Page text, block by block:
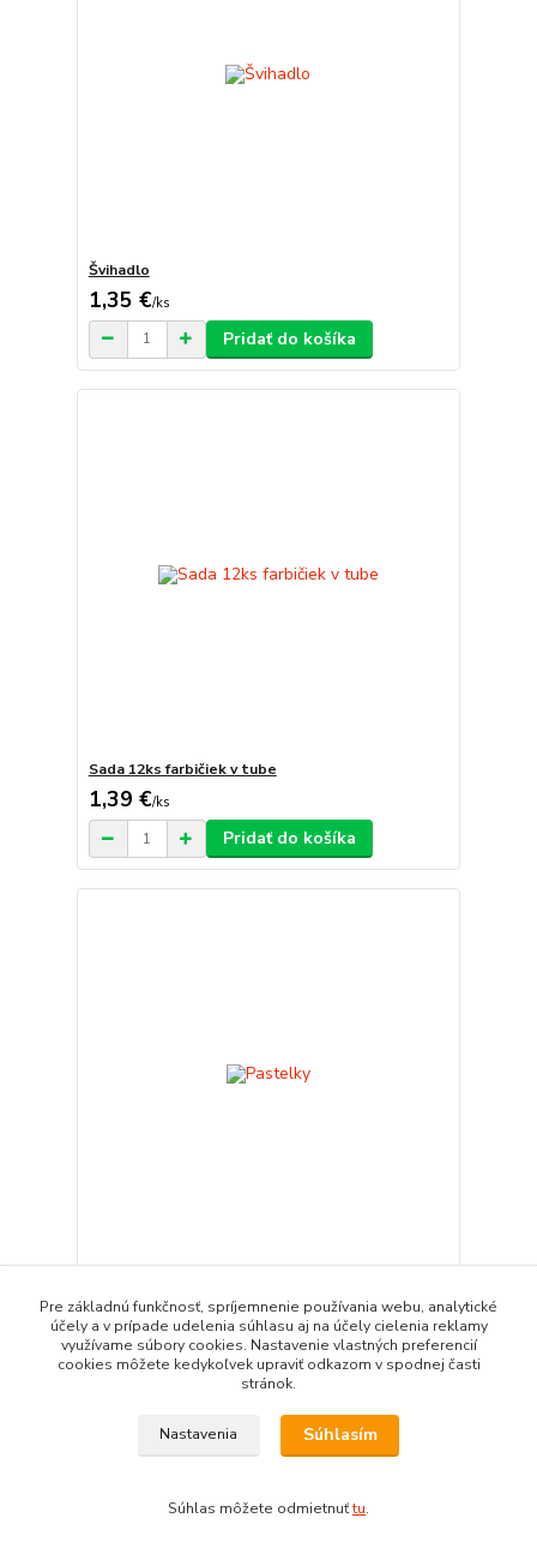
Švihadlo
1,35 €/ks
Pridať do košíka
Sada 12ks farbičiek v tube
1,39 €/ks
Pridať do košíka
Pastelky
1,46 €/ks
Pridať do košíka
Pre základnú funkčnosť, spríjemnenie používania webu, analytické
účely a v prípade udelenia súhlasu aj na účely cielenia reklamy
využívame súbory cookies. Nastavenie vlastných preferencií
cookies môžete kedykoľvek upraviť odkazom v spodnej časti
stránok.
Nastavenia Súhlasím
Súhlas môžete odmietnuťtu.